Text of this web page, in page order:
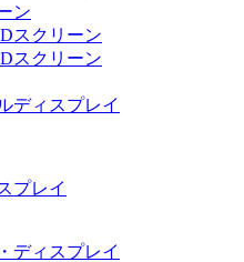
ン
スクリーン
スクリーン
ディスプレイ
プレイ
ディスプレイ